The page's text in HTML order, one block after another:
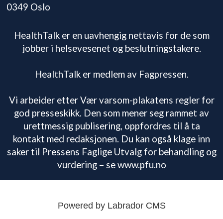
0349 Oslo
HealthTalk er en uavhengig nettavis for de som
jobber i helsevesenet og beslutningstakere.
HealthTalk er medlem av Fagpressen.
Vi arbeider etter Vær varsom-plakatens regler for
god presseskikk. Den som mener seg rammet av
urettmessig publisering, oppfordres til å ta
kontakt med redaksjonen. Du kan også klage inn
saker til Pressens Faglige Utvalg for behandling og
vurdering – se www.pfu.no
Powered by Labrador CMS